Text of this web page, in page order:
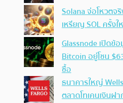
Solana จ่อโหวตจ
เหรียญ SOL ครั้ง
Glassnode เปิดข้
Bitcoin อยู่โซน
ซื้อ
ธนาคารใหญ่
ตลาดโทเคนเงินฝ